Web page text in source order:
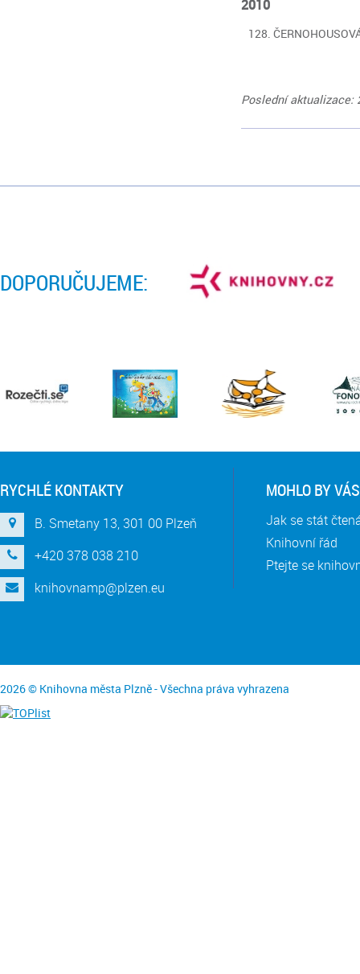
2010
Poslední aktualizace:
DOPORUČUJEME:
RYCHLÉ KONTAKTY
B. Smetany 13, 301 00 Plzeň
+420 378 038 210
knihovnamp@plzen.eu
MOHLO BY
Jak se stát
Knihovní řád
Ptejte se
2026 © Knihovna města Plzně - Všechna práva vyhrazena